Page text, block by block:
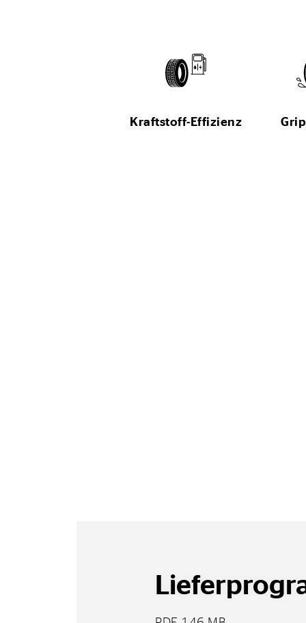
Kraftstoff-Effizienz